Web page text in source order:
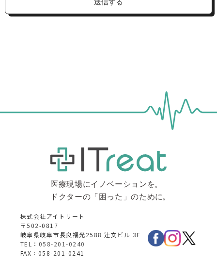
株式会社アイトリート
〒502-0817
岐阜県岐阜市長良福光2588 辻文ビル 3F
TEL： 058-201-0240
FAX：058-201-0241